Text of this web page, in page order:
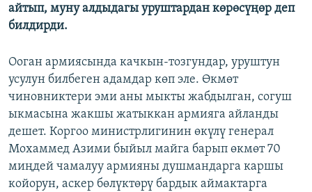
айтып, муну алдыдагы уруштардан көрөсүңөр деп
билдирди.
Ооган армиясында качкын-тозгундар, уруштун
усулун билбеген адамдар көп эле. Өкмөт
чиновниктери эми аны мыкты жабдылган, согуш
ыкмасына жакшы жатыккан армияга айланды
дешет. Коргоо министрлигинин өкүлү генерал
Мохаммед Азими быйыл майга барып өкмөт 70
миңдей чамалуу армияны душмандарга каршы
койорун, аскер бөлүктөрү бардык аймактарга